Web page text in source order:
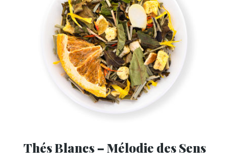
Thés Blancs – Mélodie des Sens